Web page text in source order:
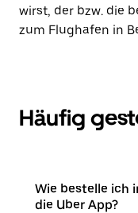
wirst, der bzw. die
zum Flughafen in
Häufig
Wie bestelle ich
die Uber App?